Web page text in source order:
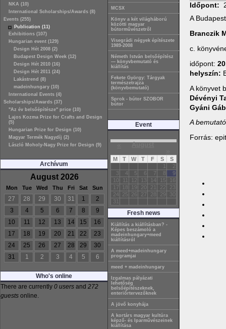
NKA (10)
International Scholarships/Awards (8)
Events (255)
Publication (11)
Exhibitions (107)
Hungarian event (129)
Design Hét 2008 (2)
Budapest Design Week (12)
Design Hét 2010 (16)
Design Hét 2011 (24)
Lakástrend (8)
madeinhungary (10)
International Events (4)
Scholarships/Awards (37)
"Az év belsőépítésze" price (10)
Lajos Kozma Prize for Crafts and Design
(5)
Hungarian Prize for Design (10)
Magyar Termék Nagydíj (2)
László Moholy-Nagy Prize for Design (9)
Archívum
August 2026
Mon Tue Wed Thu Fri Sat Sun
27 28 29 30 31 1
2
3
4 5 6 7 8
9
10
11 12 13 14 15
16
17
18 19 20 21 22
23
24
25 26 27 28 29
30
31
1 2 3 4 5 6
Who's online
There are currently 0 users and 272
guests online.
MCSX
Könyv a két világháború
közötti magyar
bútorművészetről
Visegrádi négyek építészete
1989-2008
Németh István belsőépítész
— könyvbemutató és
kiállítás
Fekete György: Tárgyak
természetrajza
(könyvbemutató)
Sprok - bútor SZOBOR
bútor
Event
« August
M T W T F S
S
1
2
3
4 5 6 7 8
9
10
11 12 13 14 15
16
17
18 19 20 21 22
23
24
25 26 27 28 29
30
31
Fresh news
Kiállítás a kiállításban? -
Képes beszámoló a
madeinhungary+meed
kiállításról
A meed+madeinhungary
programjai
meed + madeinhungary
Izgalmas pályázati
lehetőség
belsőépítészeknek,
enteriőrtervezőknek
A jövő konyhája
A kortárs magyar kultúra
képző- és Iparművészeinek
kiállítása
Időpont:
A
Branczik
c.
időpont:
helyszín:
A könyvet
Dévényi
Gyáni
A
Forrás: